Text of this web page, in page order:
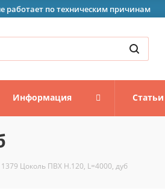
работает по техническим причинам
Информация Статьи
1379 Цоколь ПВХ H.120, L=4000, дуб